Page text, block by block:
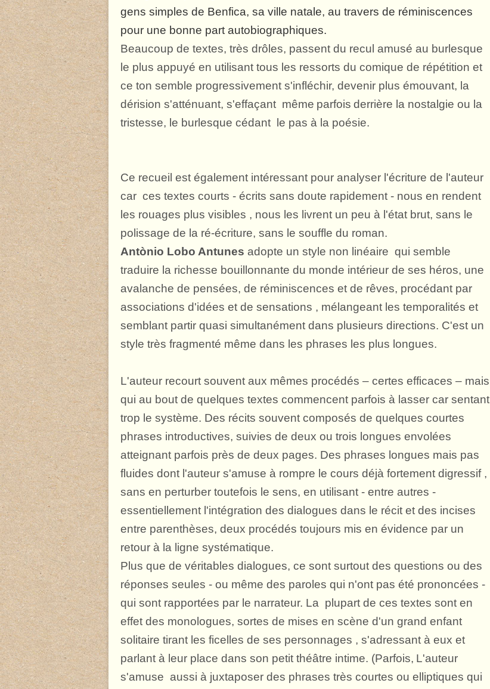
gens simples de Benfica, sa ville natale, au travers de réminiscences
pour une bonne part autobiographiques.
Beaucoup de textes, très drôles, passent du recul amusé au burlesque
le plus appuyé en utilisant tous les ressorts du comique de répétition et
ce ton semble progressivement s'infléchir, devenir plus émouvant, la
dérision s'atténuant, s'effaçant même parfois derrière la nostalgie ou la
tristesse, le burlesque cédant le pas à la poésie.
Ce recueil est également intéressant pour analyser l'écriture de l'auteur
car ces textes courts - écrits sans doute rapidement - nous en rendent
les rouages plus visibles , nous les livrent un peu à l'état brut, sans le
polissage de la ré-écriture, sans le souffle du roman.
Antònio Lobo Antunes adopte un style non linéaire qui semble
traduire la richesse bouillonnante du monde intérieur de ses héros, une
avalanche de pensées, de réminiscences et de rêves, procédant par
associations d'idées et de sensations , mélangeant les temporalités et
semblant partir quasi simultanément dans plusieurs directions. C'est un
style très fragmenté même dans les phrases les plus longues.
L'auteur recourt souvent aux mêmes procédés – certes efficaces – mais
qui au bout de quelques textes commencent parfois à lasser car sentant
trop le système. Des récits souvent composés de quelques courtes
phrases introductives, suivies de deux ou trois longues envolées
atteignant parfois près de deux pages. Des phrases longues mais pas
fluides dont l'auteur s'amuse à rompre le cours déjà fortement digressif ,
sans en perturber toutefois le sens, en utilisant - entre autres -
essentiellement l'intégration des dialogues dans le récit et des incises
entre parenthèses, deux procédés toujours mis en évidence par un
retour à la ligne systématique.
Plus que de véritables dialogues, ce sont surtout des questions ou des
réponses seules - ou même des paroles qui n'ont pas été prononcées -
qui sont rapportées par le narrateur. La plupart de ces textes sont en
effet des monologues, sortes de mises en scène d'un grand enfant
solitaire tirant les ficelles de ses personnages , s'adressant à eux et
parlant à leur place dans son petit théâtre intime. (Parfois, L'auteur
s'amuse aussi à juxtaposer des phrases très courtes ou elliptiques qui